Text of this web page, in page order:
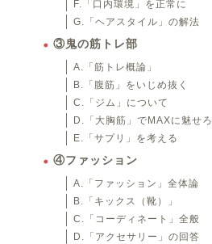
F.「口内環境」を正常に
G.「ヘアスタイル」の解法
③鬼の筋トレ部
A.「筋トレ概論」
B.「腹筋」をいじめ抜く
C.「ジム」について
D.「大胸筋」でMAXに魅せろ
E.「サプリ」を考える
④ファッション
A.「ファッション」全体論
B.「キックス（靴）」
C.「コーディネート」全般
D.「アクセサリー」の回答